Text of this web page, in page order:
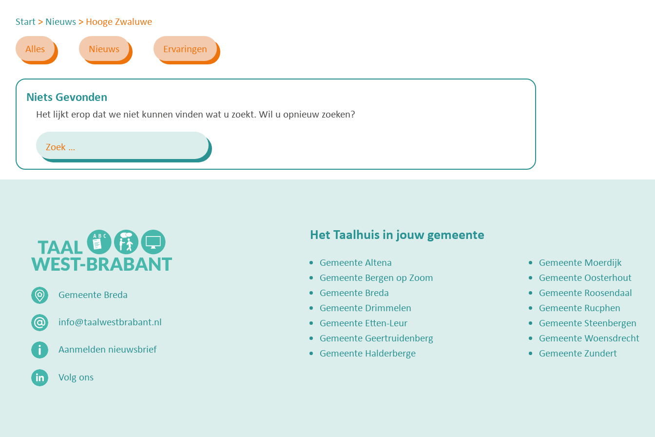
Start > Nieuws > Hooge Zwaluwe
Alles
Nieuws Ervaringen
Niets Gevonden
Het lijkt erop dat we niet kunnen vinden wat u zoekt. Wil u opnieuw zoeken?
Zoeken
Gemeente Breda
info@taalwestbrabant.nl
Aanmelden nieuwsbrief
Volg ons
Het Taalhuis in jouw gemeente
Gemeente Altena
Gemeente Bergen op Zoom
Gemeente Breda
Gemeente Drimmelen
Gemeente Etten-Leur
Gemeente Geertruidenberg
Gemeente Halderberge
Gemeente Moerdijk
Gemeente Oosterhout
Gemeente Roosendaal
Gemeente Rucphen
Gemeente Steenbergen
Gemeente Woensdrecht
Gemeente Zundert